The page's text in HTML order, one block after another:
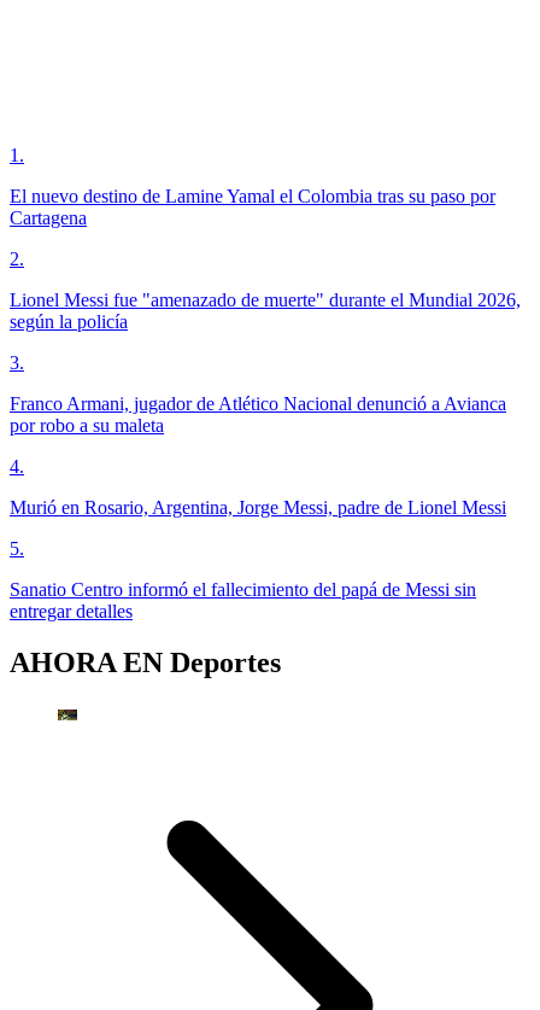
1 .
El nuevo destino de Lamine Yamal el Colombia tras su paso por
Cartagena
2.
Lionel Messi fue "amenazado de muerte" durante el Mundial 2026,
según la policía
3.
Franco Armani, jugador de Atlético Nacional denunció a Avianca
por robo a su maleta
4.
Murió en Rosario, Argentina, Jorge Messi, padre de Lionel Messi
5.
Sanatio Centro informó el fallecimiento del papá de Messi sin
entregar detalles
AHORA EN Deportes